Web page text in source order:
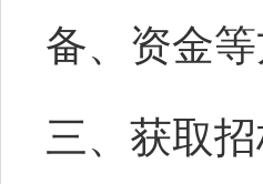
备、资金
三、获取